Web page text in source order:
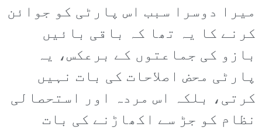
میرا دوسرا سبب اس پارٹی کو جوائن
کرنے کا یہ تھا کہ باقی بائیں
بازو کی جماعتوں کے برعکس، یہ
پارٹی محض اصلاحات کی بات نہیں
کرتی، بلکہ اس مردہ اور استحصالی
نظام کو جڑ سے اکھاڑنے کی بات